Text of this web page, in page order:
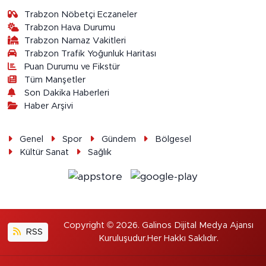
Trabzon Nöbetçi Eczaneler
Trabzon Hava Durumu
Trabzon Namaz Vakitleri
Trabzon Trafik Yoğunluk Haritası
Puan Durumu ve Fikstür
Tüm Manşetler
Son Dakika Haberleri
Haber Arşivi
Genel Spor Gündem
Bölgesel
Kültür Sanat
Sağlık
RSS
Copyright © 2026. Galinos Dijital Medya Ajansı
Kuruluşudur.Her Hakkı Saklıdır.